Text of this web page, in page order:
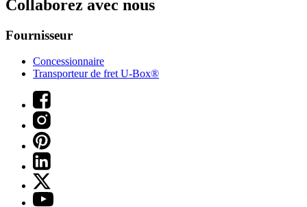
Collaborez avec nous
Fournisseur
Concessionnaire
Transporteur de fret U-Box®